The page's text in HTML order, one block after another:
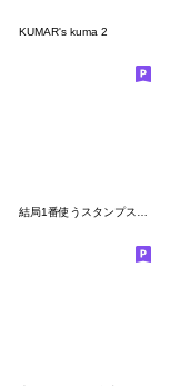
KUMAR's kuma 2